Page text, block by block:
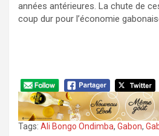
années antérieures. La chute de
coup dur pour l’économie
Tags: Ali Bongo Ondimba, Gabon,